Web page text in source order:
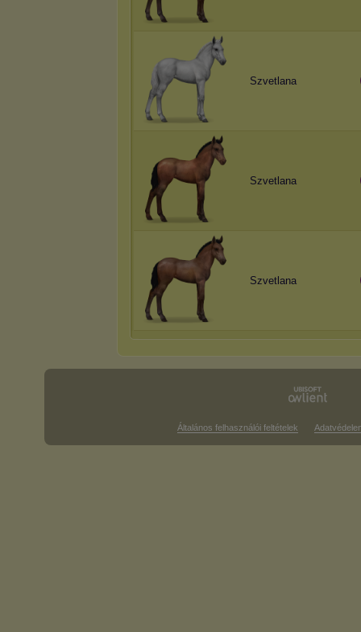
Szvetlana
Szvetlana
Szvetlana
Általános felhasználói feltételek